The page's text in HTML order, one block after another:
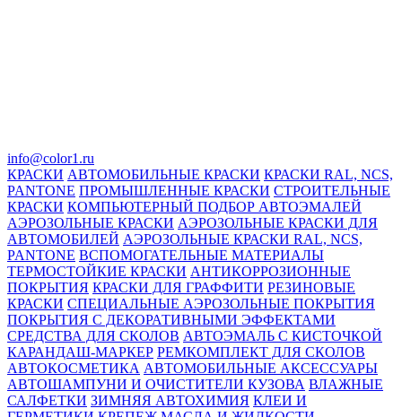
info@color1.ru
КРАСКИ АВТОМОБИЛЬНЫЕ КРАСКИ КРАСКИ RAL, NCS,
PANTONE ПРОМЫШЛЕННЫЕ КРАСКИ СТРОИТЕЛЬНЫЕ
КРАСКИ КОМПЬЮТЕРНЫЙ ПОДБОР АВТОЭМАЛЕЙ
АЭРОЗОЛЬНЫЕ КРАСКИ АЭРОЗОЛЬНЫЕ КРАСКИ ДЛЯ
АВТОМОБИЛЕЙ АЭРОЗОЛЬНЫЕ КРАСКИ RAL, NCS,
PANTONE ВСПОМОГАТЕЛЬНЫЕ МАТЕРИАЛЫ
ТЕРМОСТОЙКИЕ КРАСКИ АНТИКОРРОЗИОННЫЕ
ПОКРЫТИЯ КРАСКИ ДЛЯ ГРАФФИТИ РЕЗИНОВЫЕ
КРАСКИ СПЕЦИАЛЬНЫЕ АЭРОЗОЛЬНЫЕ ПОКРЫТИЯ
ПОКРЫТИЯ С ДЕКОРАТИВНЫМИ ЭФФЕКТАМИ
СРЕДСТВА ДЛЯ СКОЛОВ АВТОЭМАЛЬ С КИСТОЧКОЙ
КАРАНДАШ-МАРКЕР РЕМКОМПЛЕКТ ДЛЯ СКОЛОВ
АВТОКОСМЕТИКА АВТОМОБИЛЬНЫЕ АКСЕССУАРЫ
АВТОШАМПУНИ И ОЧИСТИТЕЛИ КУЗОВА ВЛАЖНЫЕ
САЛФЕТКИ ЗИМНЯЯ АВТОХИМИЯ КЛЕИ И